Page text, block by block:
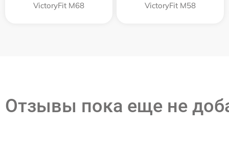
VictoryFit M68 VictoryFit M58
Отзывы пока еще не